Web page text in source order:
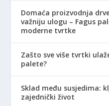
Domaća proizvodnja
važniju ulogu – Fagus
moderne tvrtke
Zašto sve više tvrtki
palete?
Sklad među susjedima:
zajednički život